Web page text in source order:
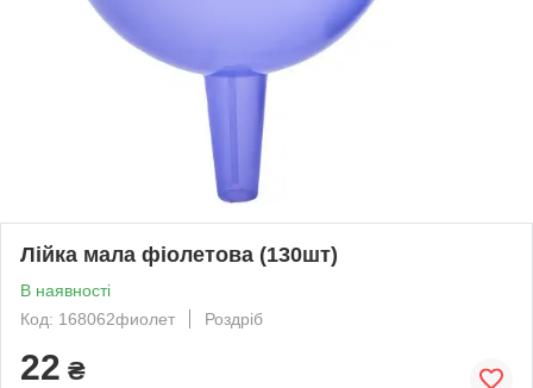
Лійка мала фіолетова (130шт)
В наявності
Код: 168062фиолет
Роздріб
22 ₴